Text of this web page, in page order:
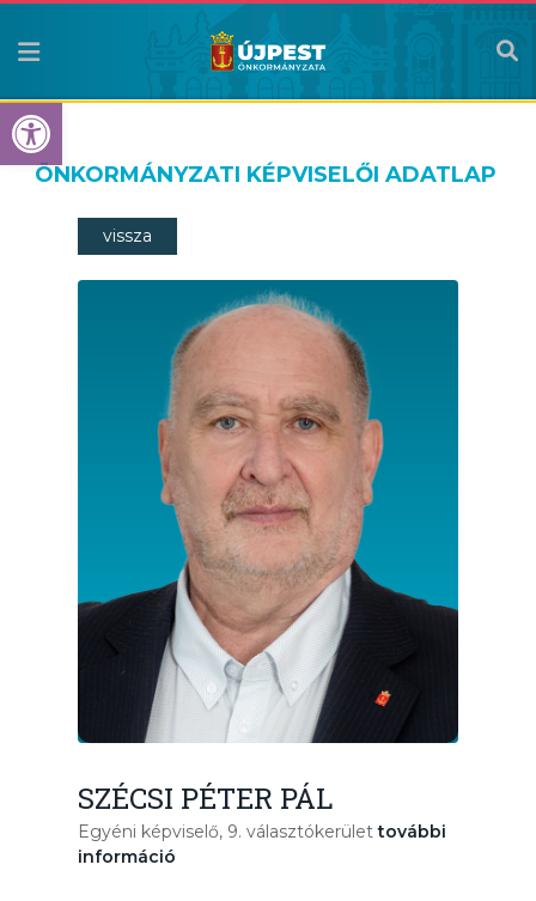
Eszköztár megnyitása
ÖNKORMÁNYZATI KÉPVISELŐI ADATLAP
vissza
SZÉCSI PÉTER PÁL
Egyéni képviselő, 9. választókerülettovábbi
információ